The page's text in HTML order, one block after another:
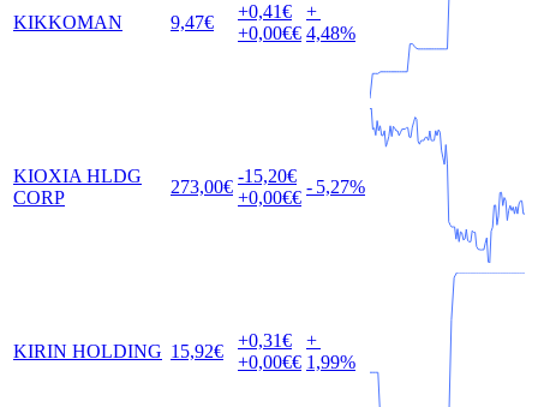
KIKKOMAN 9,47€
+0,41€
+0,00€€
+
4,48%
KIOXIA HLDG
CORP
273,00€
-15,20€
+0,00€€
- 5,27%
KIRIN HOLDING 15,92€
+0,31€
+0,00€€
+
1,99%